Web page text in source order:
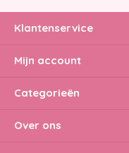
Klantenservice
Mijn account
Categorieën
Over ons